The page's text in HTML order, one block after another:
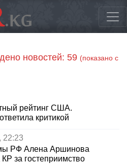
новостей: 59 (показано с
рейтинг США.
критикой
22:23
РФ Алена Аршинова
за гостеприимство